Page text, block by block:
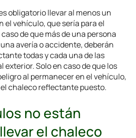
obligatorio llevar al menos un
vehículo, que sería para el
de que más de una persona
avería o accidente, deberán
todas y cada una de las
exterior. Solo en caso de que los
al permanecer en el vehículo,
chaleco reflectante puesto.
no están
el chaleco